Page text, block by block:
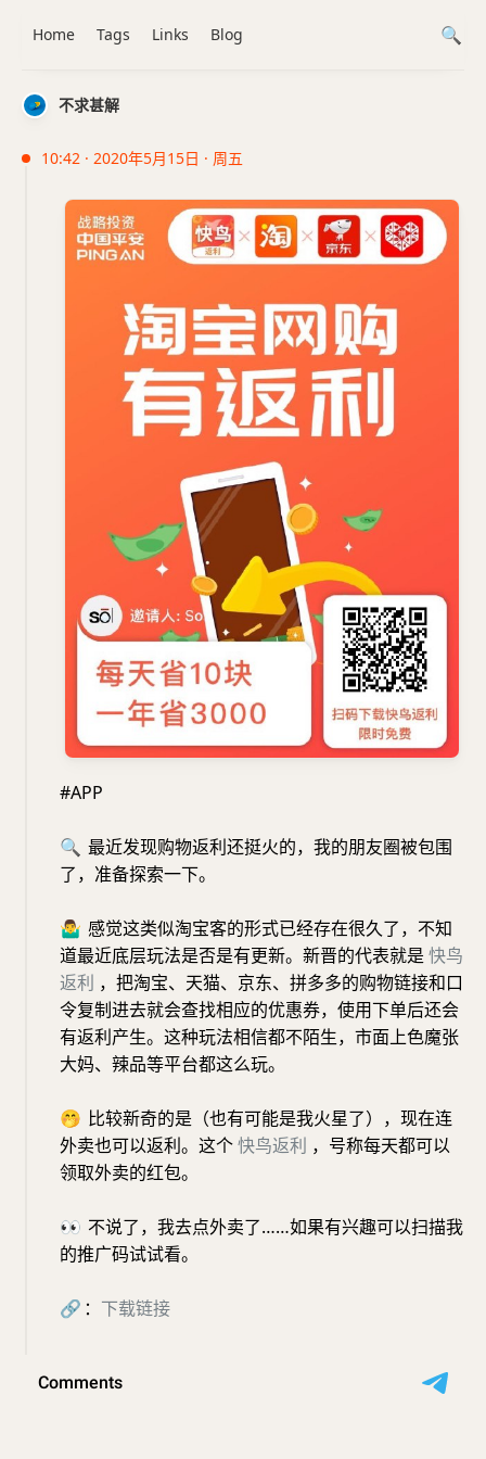
不求甚解
10:42 · 2020年5月15日 · 周五
#APP
🔍 最近发现购物返利还挺火的，我的朋友圈被包围
了，准备探索一下。
🤷‍♂️ 感觉这类似淘宝客的形式已经存在很久了，不知
道最近底层玩法是否是有更新。新晋的代表就是 快鸟
返利 ，把淘宝、天猫、京东、拼多多的购物链接和口
令复制进去就会查找相应的优惠券，使用下单后还会
有返利产生。这种玩法相信都不陌生，市面上色魔张
大妈、辣品等平台都这么玩。
🤭 比较新奇的是（也有可能是我火星了），现在连
外卖也可以返利。这个快鸟返利 ，号称每天都可以
领取外卖的红包。
👀 不说了，我去点外卖了……如果有兴趣可以扫描我
的推广码试试看。
🔗 ： 下载链接
Home Tags Links Blog